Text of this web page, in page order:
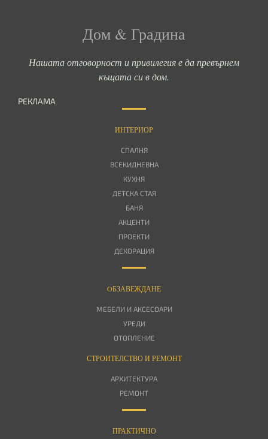
Дом & Градина
Нашата отговорност и привилегия е да превърнем
къщата си в дом.
РЕКЛАМА
ИНТЕРИОР
СПАЛНЯ
ВСЕКИДНЕВНА
КУХНЯ
ДЕТСКА СТАЯ
БАНЯ
АКЦЕНТИ
ПРОЕКТИ
ДЕКОРАЦИЯ
OБЗАВЕЖДАНЕ
МЕБЕЛИ И АКСЕСОАРИ
УРЕДИ
ОТОПЛЕНИЕ
СТРОИТЕЛСТВО И РЕМОНТ
АРХИТЕКТУРА
РЕМОНТ
ПРАКТИЧНО